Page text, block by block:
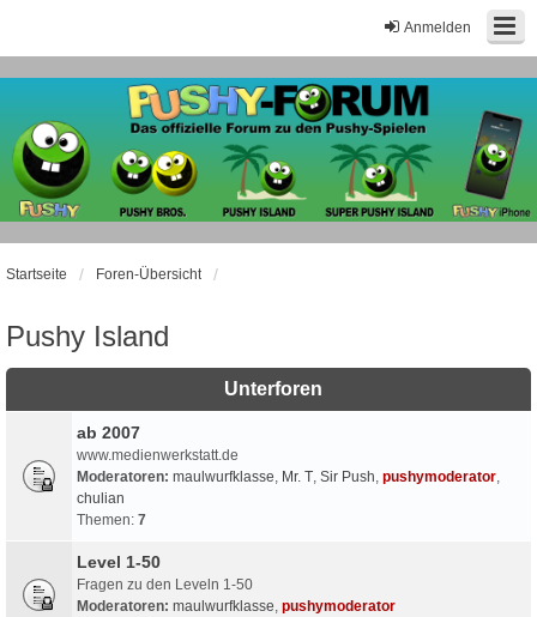
Anmelden
Startseite Foren-Übersicht
Pushy Island
Unterforen
ab 2007
www.medienwerkstatt.de
Moderatoren: maulwurfklasse, Mr. T, Sir Push, pushymoderator,
chulian
Themen: 7
Level 1-50
Fragen zu den Leveln 1-50
Moderatoren: maulwurfklasse, pushymoderator